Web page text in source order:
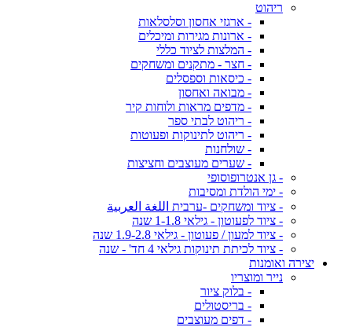
ריהוט
- ארגזי אחסון וסלסלאות
- ארונות מגירות ומיכלים
- המלצות לציוד כללי
- חצר - מתקנים ומשחקים
- כיסאות וספסלים
- מבואה ואחסון
- מדפים מראות ולוחות קיר
- ריהוט לבתי ספר
- ריהוט לתינוקות ופעוטות
- שולחנות
- שערים מעוצבים וחציצות
- גן אנטרופוסופי
- ימי הולדת ומסיבות
- ציוד ומשחקים -ערבית اللغة العربية
- ציוד לפעוטון - גילאי 1-1.8 שנה
- ציוד למעון / פעוטון - גילאי 1.9-2.8 שנה
- ציוד לכיתת תינוקות גילאי 4 חד' - שנה
יצירה ואומנות
נייר ומוצריו
- בלוק ציור
- בריסטולים
- דפים מעוצבים